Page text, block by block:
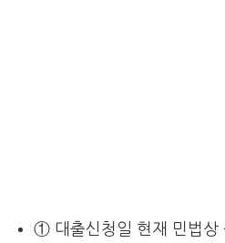
① 대출신청일 현재 민법상